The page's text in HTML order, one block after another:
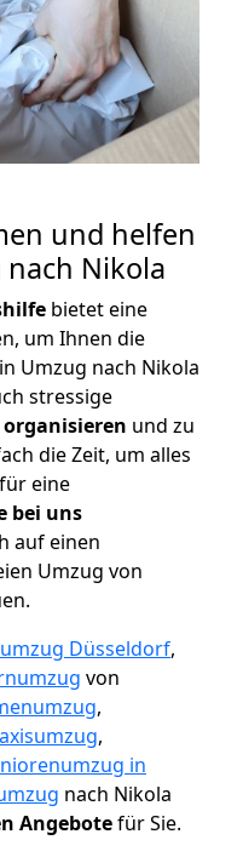
und helfen
Nikola
bietet eine
um Ihnen die
Umzug nach Nikola
stressige
organisieren und zu
die Zeit, um alles
eine
bei uns
auf einen
Umzug von
Düsseldorf,
von
,
,
in
nach Nikola
Angebotefür Sie.